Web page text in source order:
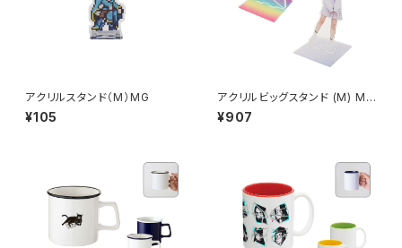
アクリルスタンド（M）MG
¥105
アクリルビッグスタンド (M) MG
210×260mm
¥907